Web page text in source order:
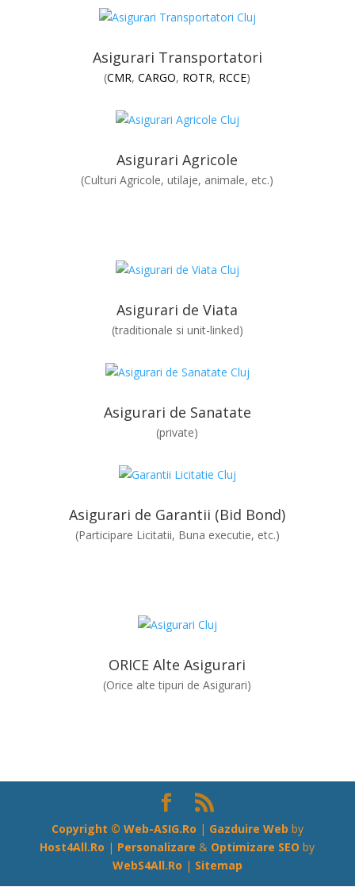
Asigurari Transportatori
(CMR,CARGO, ROTR, RCCE)
Asigurari Agricole
(Culturi Agricole, utilaje, animale, etc.)
Asigurari de Viata
(traditionale si unit-linked)
Asigurari de Sanatate
(private)
Asigurari de Garantii (Bid Bond)
(Participare Licitatii, Buna executie, etc.)
ORICE Alte Asigurari
(Orice alte tipuri de Asigurari)
Copyright © Web-ASIG.Ro | Gazduire Web by
Host4All.Ro | Personalizare & Optimizare SEO by
WebS4All.Ro | Sitemap